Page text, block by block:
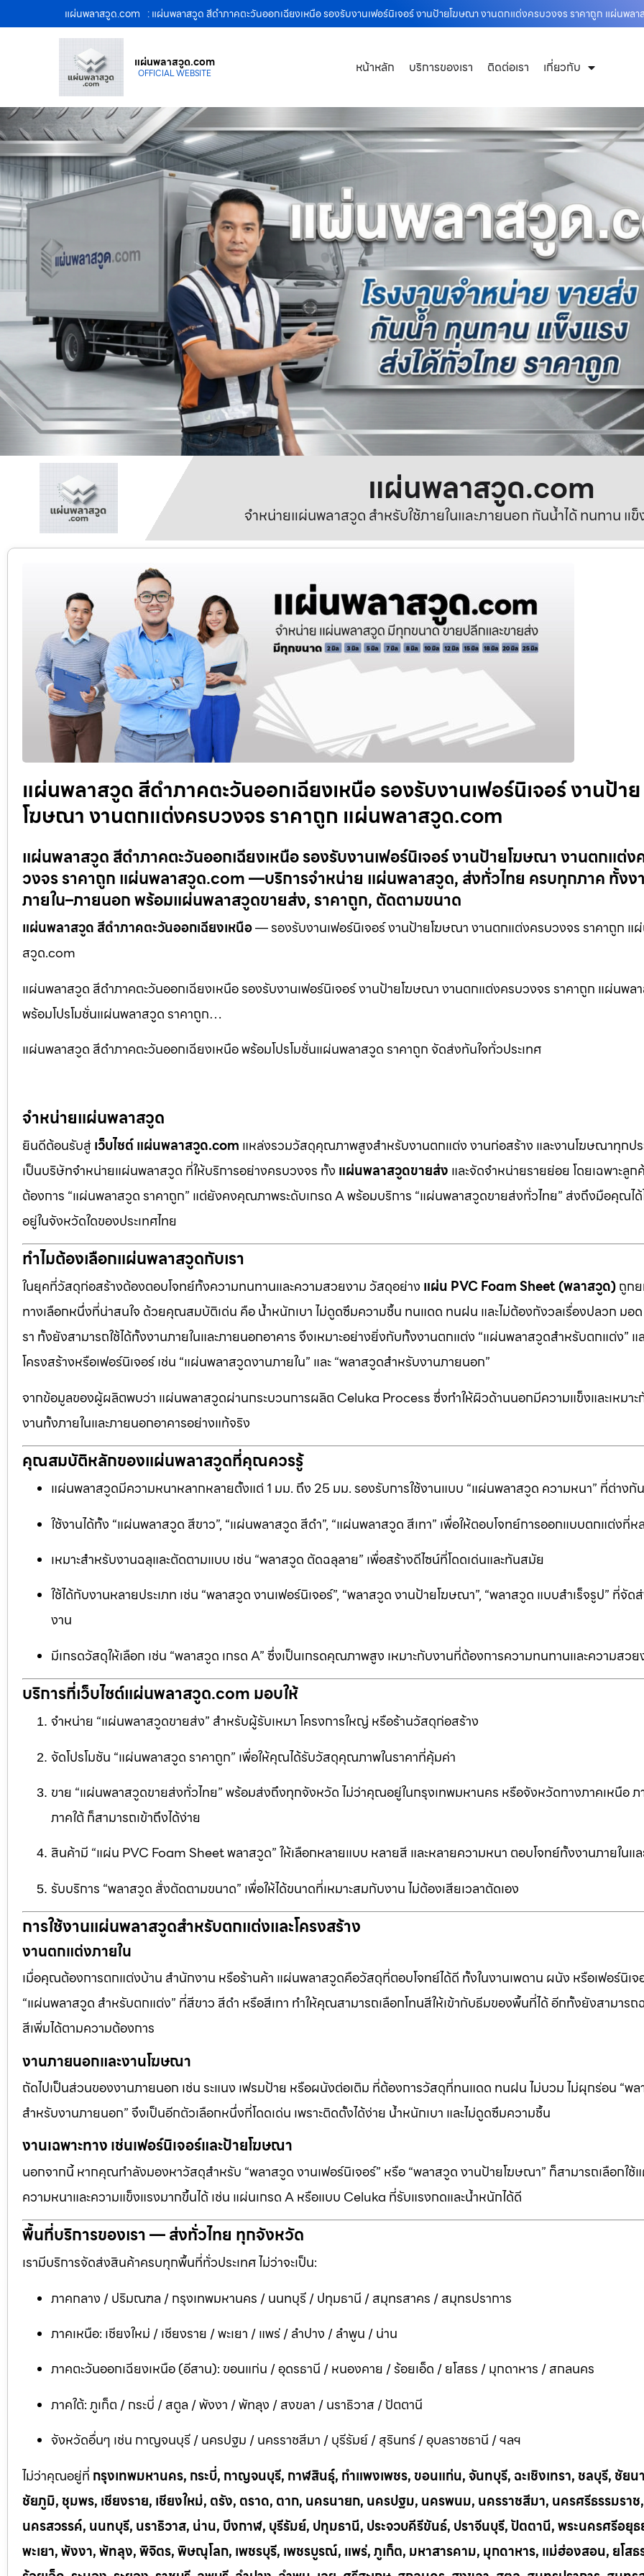
แผ่นพลาสวูด.com : แผ่นพลาสวูด สีดำภาคตะวันออกเฉียงเหนือ รองรับงานเฟอร์นิเจอร์ งานป้ายโฆษณา งานตกแต่งครบวงจร ราคาถูก แผ่นพล
แผ่นพลาสวูด.com
OFFICIAL WEBSITE หน้าหลัก บริการของเรา ติดต่อเรา เกี่ยวกับ
แผ่นพลาสวูด.com
จำหน่ายแผ่นพลาสวูด สำหรับใช้ภายในและภายนอก กันน้ำได้ ทนทาน แข็
แผ่นพลาสวูด สีดำภาคตะวันออกเฉียงเหนือ รองรับงานเฟอร์นิเจอร์ งานป้าย
โฆษณา งานตกแต่งครบวงจร ราคาถูก แผ่นพลาสวูด.com
แผ่นพลาสวูด สีดำภาคตะวันออกเฉียงเหนือ รองรับงานเฟอร์นิเจอร์ งานป้ายโฆษณา งานตกแต่ง
วงจร ราคาถูก แผ่นพลาสวูด.com —บริการจำหน่าย แผ่นพลาสวูด, ส่งทั่วไทย ครบทุกภาค ทั้งง
ภายใน–ภายนอก พร้อมแผ่นพลาสวูดขายส่ง, ราคาถูก, ตัดตามขนาด
แผ่นพลาสวูด สีดำภาคตะวันออกเฉียงเหนือ— รองรับงานเฟอร์นิเจอร์ งานป้ายโฆษณา งานตกแต่งครบวงจร ราคาถูก แ
สวูด.com
แผ่นพลาสวูด สีดำภาคตะวันออกเฉียงเหนือ รองรับงานเฟอร์นิเจอร์ งานป้ายโฆษณา งานตกแต่งครบวงจร ราคาถูก แผ่นพล
พร้อมโปรโมชั่นแผ่นพลาสวูด ราคาถูก…
แผ่นพลาสวูด สีดำภาคตะวันออกเฉียงเหนือ พร้อมโปรโมชั่นแผ่นพลาสวูด ราคาถูก จัดส่งทันใจทั่วประเทศ
จำหน่ายแผ่นพลาสวูด
ยินดีต้อนรับสู่เว็บไซต์ แผ่นพลาสวูด.com แหล่งรวมวัสดุคุณภาพสูงสำหรับงานตกแต่ง งานก่อสร้าง และงานโฆษณาทุกประ
เป็นบริษัทจำหน่ายแผ่นพลาสวูด ที่ให้บริการอย่างครบวงจร ทั้ง แผ่นพลาสวูดขายส่ง และจัดจำหน่ายรายย่อย โดยเฉพาะลูก
ต้องการ “แผ่นพลาสวูด ราคาถูก” แต่ยังคงคุณภาพระดับเกรด A พร้อมบริการ “แผ่นพลาสวูดขายส่งทั่วไทย” ส่งถึงมือคุณไ
อยู่ในจังหวัดใดของประเทศไทย
ทำไมต้องเลือกแผ่นพลาสวูดกับเรา
ในยุคที่วัสดุก่อสร้างต้องตอบโจทย์ทั้งความทนทานและความสวยงาม วัสดุอย่าง แผ่น PVC Foam Sheet (พลาสวูด)ถูก
ทางเลือกหนึ่งที่น่าสนใจ ด้วยคุณสมบัติเด่น คือ น้ำหนักเบา ไม่ดูดซึมความชื้น ทนแดด ทนฝน และไม่ต้องกังวลเรื่องปลวก มอด
รา ทั้งยังสามารถใช้ได้ทั้งงานภายในและภายนอกอาคาร จึงเหมาะอย่างยิ่งกับทั้งงานตกแต่ง “แผ่นพลาสวูดสำหรับตกแต่ง” แ
โครงสร้างหรือเฟอร์นิเจอร์ เช่น “แผ่นพลาสวูดงานภายใน” และ “พลาสวูดสำหรับงานภายนอก”
จากข้อมูลของผู้ผลิตพบว่า แผ่นพลาสวูดผ่านกระบวนการผลิต Celuka Process ซึ่งทำให้ผิวด้านนอกมีความแข็งและเหมาะ
งานทั้งภายในและภายนอกอาคารอย่างแท้จริง
คุณสมบัติหลักของแผ่นพลาสวูดที่คุณควรรู้
แผ่นพลาสวูดมีความหนาหลากหลายตั้งแต่ 1 มม. ถึง 25 มม. รองรับการใช้งานแบบ “แผ่นพลาสวูด ความหนา” ที่ต่างกั
ใช้งานได้ทั้ง “แผ่นพลาสวูด สีขาว”, “แผ่นพลาสวูด สีดำ”, “แผ่นพลาสวูด สีเทา” เพื่อให้ตอบโจทย์การออกแบบตกแต่งที่ห
เหมาะสำหรับงานฉลุและตัดตามแบบ เช่น “พลาสวูด ตัดฉลุลาย” เพื่อสร้างดีไซน์ที่โดดเด่นและทันสมัย
ใช้ได้กับงานหลายประเภท เช่น “พลาสวูด งานเฟอร์นิเจอร์”, “พลาสวูด งานป้ายโฆษณา”, “พลาสวูด แบบสำเร็จรูป” ที่จัด
งาน
มีเกรดวัสดุให้เลือก เช่น “พลาสวูด เกรด A” ซึ่งเป็นเกรดคุณภาพสูง เหมาะกับงานที่ต้องการความทนทานและความสวย
บริการที่เว็บไซต์แผ่นพลาสวูด.com มอบให้
จำหน่าย “แผ่นพลาสวูดขายส่ง” สำหรับผู้รับเหมา โครงการใหญ่ หรือร้านวัสดุก่อสร้าง
จัดโปรโมชัน “แผ่นพลาสวูด ราคาถูก” เพื่อให้คุณได้รับวัสดุคุณภาพในราคาที่คุ้มค่า
ขาย “แผ่นพลาสวูดขายส่งทั่วไทย” พร้อมส่งถึงทุกจังหวัด ไม่ว่าคุณอยู่ในกรุงเทพมหานคร หรือจังหวัดทางภาคเหนือ ภ
ภาคใต้ ก็สามารถเข้าถึงได้ง่าย
สินค้ามี “แผ่น PVC Foam Sheet พลาสวูด” ให้เลือกหลายแบบ หลายสี และหลายความหนา ตอบโจทย์ทั้งงานภายในแ
รับบริการ “พลาสวูด สั่งตัดตามขนาด” เพื่อให้ได้ขนาดที่เหมาะสมกับงาน ไม่ต้องเสียเวลาตัดเอง
การใช้งานแผ่นพลาสวูดสำหรับตกแต่งและโครงสร้าง
งานตกแต่งภายใน
เมื่อคุณต้องการตกแต่งบ้าน สำนักงาน หรือร้านค้า แผ่นพลาสวูดคือวัสดุที่ตอบโจทย์ได้ดี ทั้งในงานเพดาน ผนัง หรือเฟอร์นิเจ
“แผ่นพลาสวูด สำหรับตกแต่ง” ที่สีขาว สีดำ หรือสีเทา ทำให้คุณสามารถเลือกโทนสีให้เข้ากับธีมของพื้นที่ได้ อีกทั้งยังสามาร
สีเพิ่มได้ตามความต้องการ
งานภายนอกและงานโฆษณา
ถัดไปเป็นส่วนของงานภายนอก เช่น ระแนง เฟรมป้าย หรือผนังต่อเติม ที่ต้องการวัสดุที่ทนแดด ทนฝน ไม่บวม ไม่ผุกร่อน “พ
สำหรับงานภายนอก” จึงเป็นอีกตัวเลือกหนึ่งที่โดดเด่น เพราะติดตั้งได้ง่าย น้ำหนักเบา และไม่ดูดซึมความชื้น
งานเฉพาะทาง เช่นเฟอร์นิเจอร์และป้ายโฆษณา
นอกจากนี้ หากคุณกำลังมองหาวัสดุสำหรับ “พลาสวูด งานเฟอร์นิเจอร์” หรือ “พลาสวูด งานป้ายโฆษณา” ก็สามารถเลือกใช้
ความหนาและความแข็งแรงมากขึ้นได้ เช่น แผ่นเกรด A หรือแบบ Celuka ที่รับแรงกดและน้ำหนักได้ดี
พื้นที่บริการของเรา — ส่งทั่วไทย ทุกจังหวัด
เรามีบริการจัดส่งสินค้าครบทุกพื้นที่ทั่วประเทศ ไม่ว่าจะเป็น:
ภาคกลาง / ปริมณฑล / กรุงเทพมหานคร / นนทบุรี / ปทุมธานี / สมุทรสาคร / สมุทรปราการ
ภาคเหนือ: เชียงใหม่ / เชียงราย / พะเยา / แพร่ / ลำปาง / ลำพูน / น่าน
ภาคตะวันออกเฉียงเหนือ (อีสาน): ขอนแก่น / อุดรธานี / หนองคาย / ร้อยเอ็ด / ยโสธร / มุกดาหาร / สกลนคร
ภาคใต้: ภูเก็ต / กระบี่ / สตูล / พังงา / พัทลุง / สงขลา / นราธิวาส / ปัตตานี
จังหวัดอื่นๆ เช่น กาญจนบุรี / นครปฐม / นครราชสีมา / บุรีรัมย์ / สุรินทร์ / อุบลราชธานี / ฯลฯ
ไม่ว่าคุณอยู่ที่ กรุงเทพมหานคร, กระบี่, กาญจนบุรี, กาฬสินธุ์, กำแพงเพชร, ขอนแก่น, จันทบุรี, ฉะเชิงเทรา, ชลบุรี, ชัยน
ชัยภูมิ, ชุมพร, เชียงราย, เชียงใหม่, ตรัง, ตราด, ตาก, นครนายก, นครปฐม, นครพนม, นครราชสีมา, นครศรีธรรมราช,
นครสวรรค์, นนทบุรี, นราธิวาส, น่าน, บึงกาฬ, บุรีรัมย์, ปทุมธานี, ประจวบคีรีขันธ์, ปราจีนบุรี, ปัตตานี, พระนครศรีอยุธ
พะเยา, พังงา, พัทลุง, พิจิตร, พิษณุโลก, เพชรบุรี, เพชรบูรณ์, แพร่, ภูเก็ต, มหาสารคาม, มุกดาหาร, แม่ฮ่องสอน, ยโสธ